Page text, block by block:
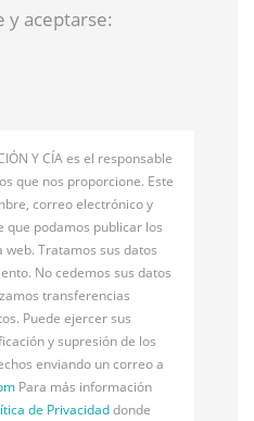
y aceptarse:
Y CÍA es el responsable
que nos proporcione. Este
correo electrónico y
que podamos publicar los
Tratamos sus datos
No cedemos sus datos
transferencias
Puede ejercer sus
y supresión de los
enviando un correo a
Para más información
de Privacidaddonde